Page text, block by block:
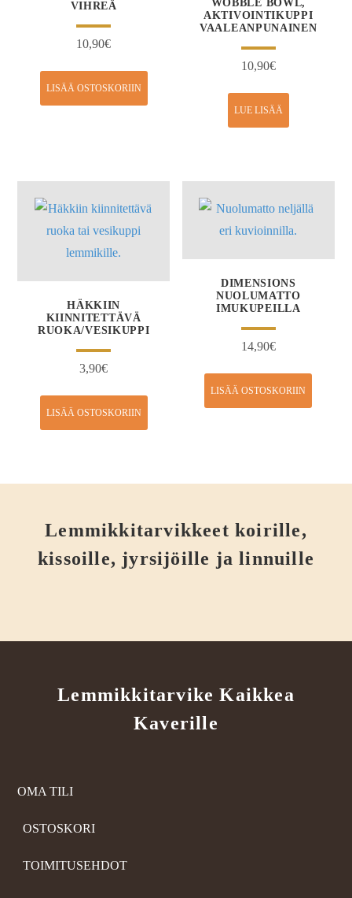
VIHREÄ
10,90€
LISÄÄ OSTOSKORIIN
WOBBLE BOWL,
AKTIVOINTIKUPPI
VAALEANPUNAINEN
10,90€
LUE LISÄÄ
HÄKKIIN
KIINNITETTÄVÄ
RUOKA/VESIKUPPI
3,90€
LISÄÄ OSTOSKORIIN
DIMENSIONS
NUOLUMATTO
IMUKUPEILLA
14,90€
LISÄÄ OSTOSKORIIN
Lemmikkitarvikkeet koirille,
kissoille, jyrsijöille ja linnuille
Lemmikkitarvike Kaikkea
Kaverille
OMA TILI
OSTOSKORI
TOIMITUSEHDOT